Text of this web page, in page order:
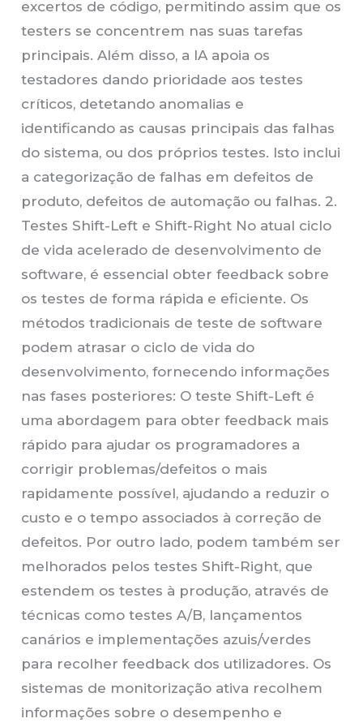
excertos de código, permitindo assim que os
testers se concentrem nas suas tarefas
principais. Além disso, a IA apoia os
testadores dando prioridade aos testes
críticos, detetando anomalias e
identificando as causas principais das falhas
do sistema, ou dos próprios testes. Isto inclui
a categorização de falhas em defeitos de
produto, defeitos de automação ou falhas. 2.
Testes Shift-Left e Shift-Right No atual ciclo
de vida acelerado de desenvolvimento de
software, é essencial obter feedback sobre
os testes de forma rápida e eficiente. Os
métodos tradicionais de teste de software
podem atrasar o ciclo de vida do
desenvolvimento, fornecendo informações
nas fases posteriores: O teste Shift-Left é
uma abordagem para obter feedback mais
rápido para ajudar os programadores a
corrigir problemas/defeitos o mais
rapidamente possível, ajudando a reduzir o
custo e o tempo associados à correção de
defeitos. Por outro lado, podem também ser
melhorados pelos testes Shift-Right, que
estendem os testes à produção, através de
técnicas como testes A/B, lançamentos
canários e implementações azuis/verdes
para recolher feedback dos utilizadores. Os
sistemas de monitorização ativa recolhem
informações sobre o desempenho e